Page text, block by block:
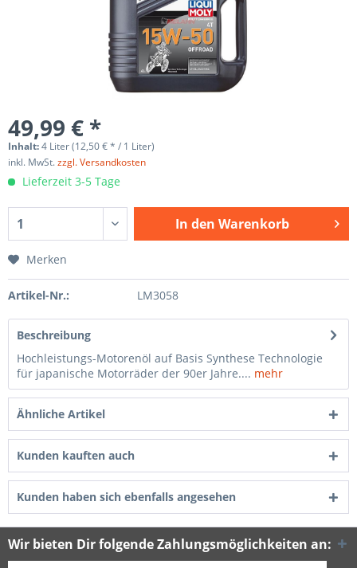
49,99 € *
Inhalt:4 Liter (12,50 € * / 1 Liter)
inkl. MwSt.zzgl. Versandkosten
Lieferzeit 3-5 Tage
In den Warenkorb
Merken
Artikel-Nr.: LM3058
Beschreibung
Hochleistungs-Motorenöl auf Basis Synthese Technologie
für japanische Motorräder der 90er Jahre.... mehr
Ähnliche Artikel
Kunden kauften auch
Kunden haben sich ebenfalls angesehen
Wir bieten Dir folgende Zahlungsmöglichkeiten an: